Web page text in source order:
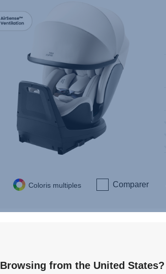
Coloris multiples Comparer
Browsing from the United States?